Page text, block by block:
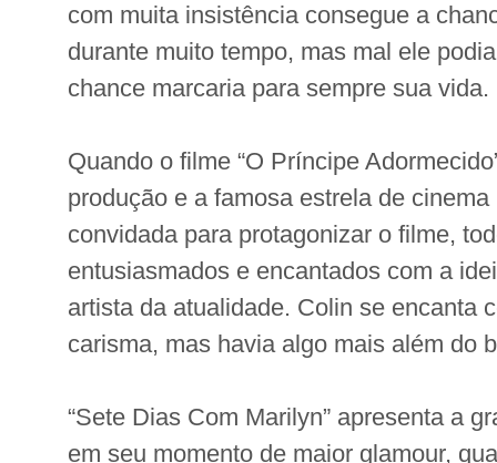
com muita insistência consegue a
durante muito tempo, mas mal ele
chance marcaria para sempre sua vida.
Quando o filme “O Príncipe
produção e a famosa estrela de
convidada para protagonizar o filme,
entusiasmados e encantados com a
artista da atualidade. Colin se encanta
carisma, mas havia algo mais além do
“Sete Dias Com Marilyn” apresenta a
em seu momento de maior glamour,